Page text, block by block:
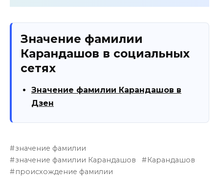
Значение фамилии
Карандашов в социальных
сетях
Значение фамилии Карандашов в
Дзен
значение фамилии
значение фамилии Карандашов
Карандашов
происхождение фамилии